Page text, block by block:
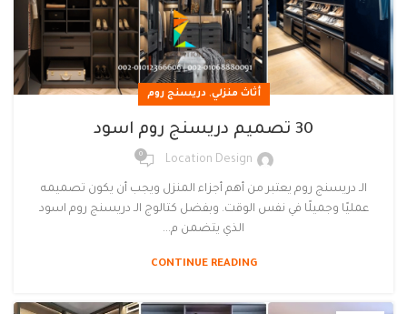
أثاث منزلي, دريسنج روم
30 تصميم دريسنج روم اسود
Location Design
0
الـ دريسنج روم يعتبر من أهم أجزاء المنزل ويجب أن يكون تصميمه
عمليًا وجميلًا في نفس الوقت. وبفضل كتالوج الـ دريسنج روم اسود
الذي يتضمن م...
CONTINUE READING